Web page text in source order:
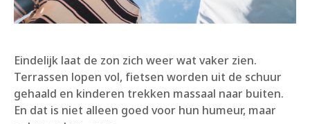
Eindelijk laat de zon zich weer wat vaker zien.
Terrassen lopen vol, fietsen worden uit de schuur
gehaald en kinderen trekken massaal naar buiten.
En dat is niet alleen goed voor hun humeur, maar